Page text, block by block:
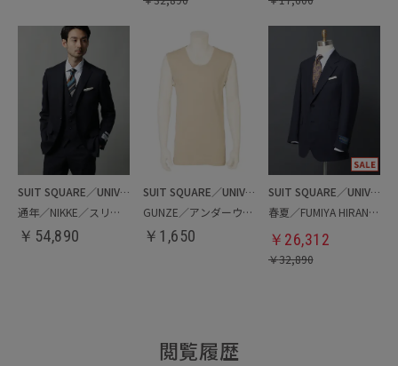
SUIT SQUARE／UNIVERSAL LANGUAGE
通年／NIKKE／スリーピーススーツ
￥ 54,890
SUIT SQUARE／UNIVERSAL LANGUAGE
GUNZE／アンダーウエア
￥ 1,650
SUIT SQUARE／UNIVERSAL LANGUAGE
春夏／FUMIYA HIRANO／ジャケット
￥ 26,312
￥32,890
閲覧履歴